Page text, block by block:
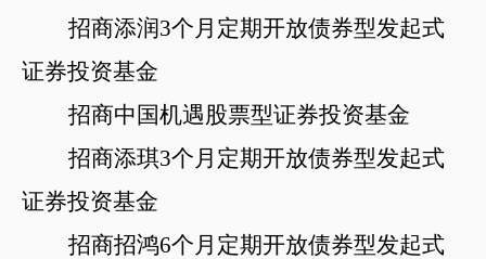
招商添润3个月定期开放债券型发起式
证券投资基金
招商中国机遇股票型证券投资基金
招商添琪3个月定期开放债券型发起式
证券投资基金
招商招鸿6个月定期开放债券型发起式